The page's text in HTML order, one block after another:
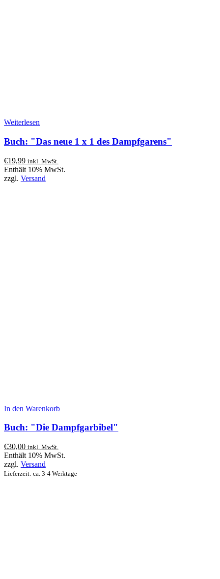
Weiterlesen
Buch: "Das neue 1 x 1 des Dampfgarens"
€19,99 inkl. MwSt.
Enthält 10% MwSt.
zzgl. Versand
In den Warenkorb
Buch: "Die Dampfgarbibel"
€30,00 inkl. MwSt.
Enthält 10% MwSt.
zzgl. Versand
Lieferzeit: ca. 3-4 Werktage